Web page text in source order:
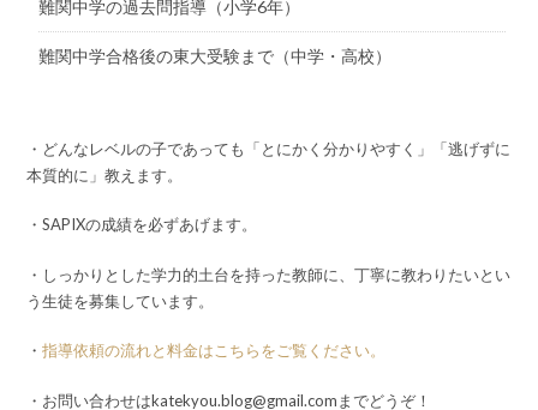
難関中学の過去問指導（小学6年）
難関中学合格後の東大受験まで（中学・高校）
・どんなレベルの子であっても「とにかく分かりやすく」「逃げずに
本質的に」教えます。
・SAPIXの成績を必ずあげます。
・しっかりとした学力的土台を持った教師に、丁寧に教わりたいとい
う生徒を募集しています。
・ 指導依頼の流れと料金はこちらをご覧ください。
・お問い合わせはkatekyou.blog@gmail.comまでどうぞ！